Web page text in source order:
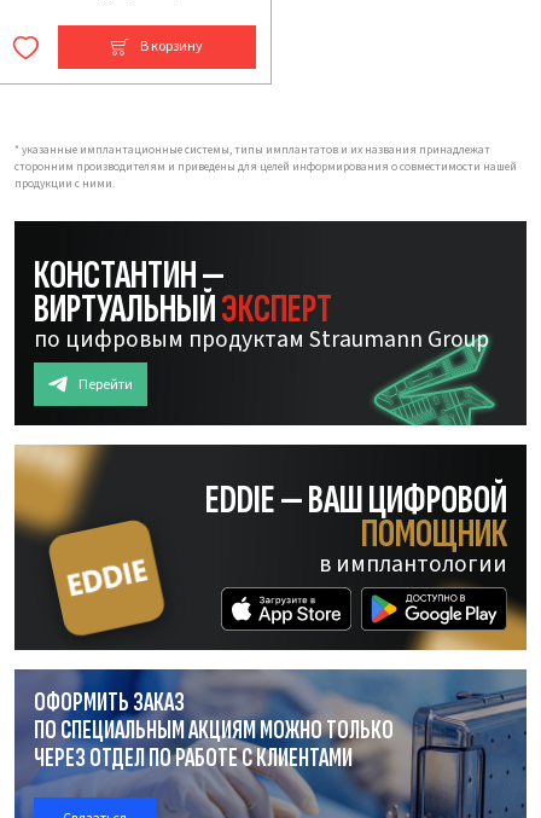
В корзину
* указанные имплантационные системы, типы имплантатов и их названия принадлежат
сторонним производителям и приведены для целей информирования о совместимости нашей
продукции с ними.
КОНСТАНТИН —
ВИРТУАЛЬНЫЙЭКСПЕРТ
по цифровым продуктам Straumann Group
Перейти
EDDIE — ВАШ ЦИФРОВОЙ
ПОМОЩНИК
в имплантологии
ОФОРМИТЬ ЗАКАЗ
ПО СПЕЦИАЛЬНЫМ АКЦИЯМ МОЖНО ТОЛЬКО
ЧЕРЕЗ ОТДЕЛПО РАБОТЕС КЛИЕНТАМИ